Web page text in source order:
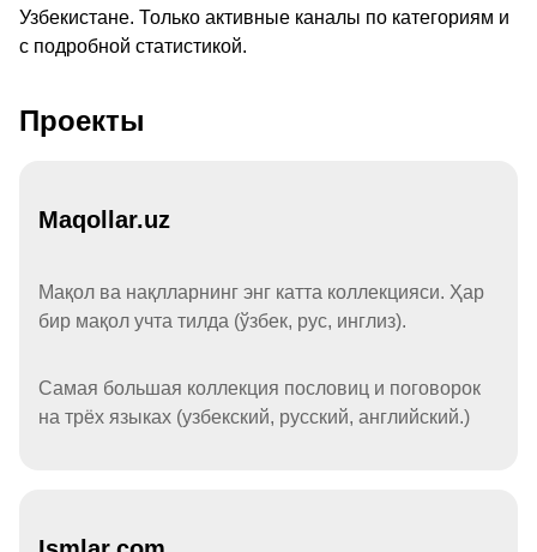
Узбекистане. Только активные каналы по категориям и
с подробной статистикой.
Проекты
Maqollar.uz
Мақол ва нақлларнинг энг катта коллекцияси. Ҳар
бир мақол учта тилда (ўзбек, рус, инглиз).
Самая большая коллекция пословиц и поговорок
на трёх языках (узбекский, русский, английский.)